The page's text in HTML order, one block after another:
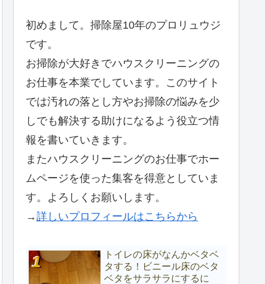
初めまして。掃除屋10年のプロリュウジ
です。
お掃除が大好きでハウスクリーニングの
お仕事を本業でしています。このサイト
では汚れの落とし方やお掃除の悩みを少
しでも解決する助けになるよう役立つ情
報を書いていきます。
またハウスクリーニングのお仕事でホー
ムページを使った集客を得意としていま
す。よろしくお願いします。
→詳しいプロフィールはこちらから
トイレの床がなんかベタベ
タする！ビニール床のベタ
ベタをサラサラにするに